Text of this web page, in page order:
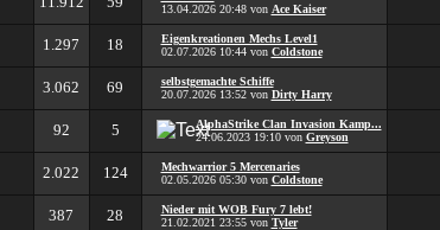
13.04.2026 20:48von Ace Kaiser
1.297 18
Eigenkreationen Mechs Level1
02.07.2026 10:44von Coldstone
3.062 69
selbstgemachte Schiffe
20.07.2026 13:52von Dirty Harry
92 5
AlphaStrike Clan Invasion Kamp...
24.06.2023 19:10von Greyson
2.022 124
Mechwarrior 5 Mercenaries
02.05.2026 05:30von Coldstone
387 28
Nieder mit WOB Fury 7 lebt!
21.02.2021 23:55von Tyler